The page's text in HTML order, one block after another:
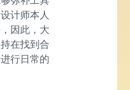
计师本人
因此，大
在找到合
行日常的